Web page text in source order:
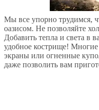
Мы все упорно трудимся,
оазисом. Не позволяйте
Добавить тепла и света в
удобное кострище!
экраны или огненные
даже позволить вам